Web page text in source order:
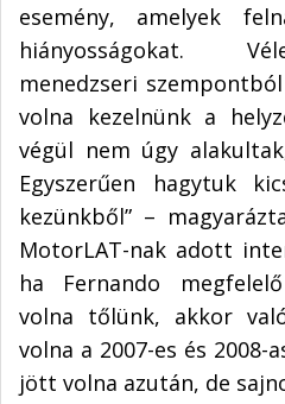
esemény, amelyek
hiányosságokat.
menedzseri
volna kezelnünk a
végül nem úgy
Egyszerűen hagytuk
kezünkből” –
MotorLAT-nak adott
ha Fernando
volna tőlünk, akkor
volna a 2007-es és
jött volna azután, de